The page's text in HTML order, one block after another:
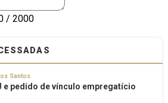
/ 2000
Santos
e pedido de vínculo empregatício